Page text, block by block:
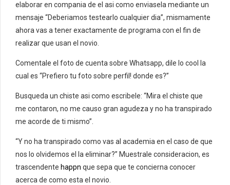
elaborar en compania de el asi­ como enviasela mediante un
mensaje “Deberiamos testearlo cualquier dia”, mismamente
ahora vas a tener exactamente de programa con el fin de
realizar que usan el novio.
Comentale el foto de cuenta sobre Whatsapp, dile lo cool la
cual es “Prefiero tu foto sobre perfil! donde es?”
Busqueda un chiste asi­ como escribele: “Mira el chiste que
me contaron, no me causo gran agudeza y no ha transpirado
me acorde de ti mismo”.
“Y no ha transpirado como vas al academia en el caso de que
nos lo olvidemos el la eliminar?” Muestrale consideracion, es
trascendente happn que sepa que te concierna conocer
acerca de como esta el novio.